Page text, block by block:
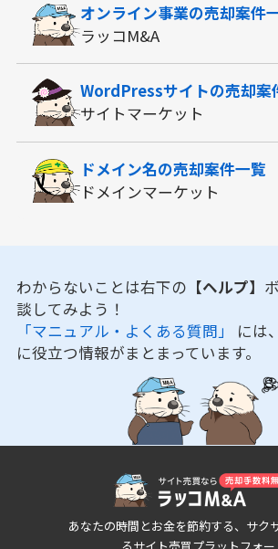
オンライン事業の売却案件
ラッコM&A
WordPressサイトの売却案
サイトマーケット
ドメイン名の売却案件一覧
ドメインマーケット
わからないことは右下の 【ヘルプ】
談してみよう！
「マニュアル・よくある質問」 には
に役立つ情報がまとまっています。
あなたの時間とお金を節約する、サク